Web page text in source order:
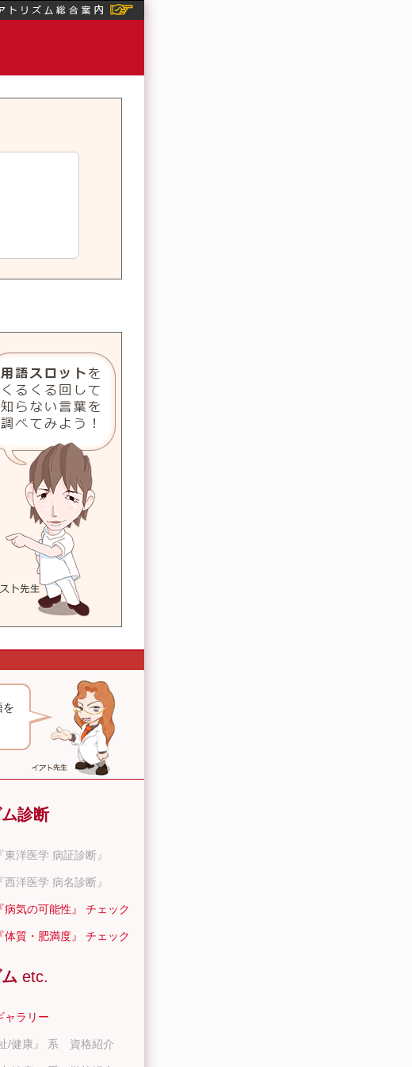
を
診断
洋医学 病証診断』
洋医学 病名診断』
病気の可能性』 チェック
体質・肥満度』 チェック
etc.
ャラリー
/健康』 系 資格紹介